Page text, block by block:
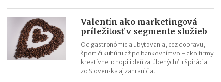
Valentín ako marketingová
príležitosť v segmente služieb
Od gastronómie a ubytovania, cez dopravu,
šport či kultúru až po bankovníctvo – ako firmy
kreatívne uchopili deň zaľúbených? Inšpirácia
zo Slovenska aj zahraničia.